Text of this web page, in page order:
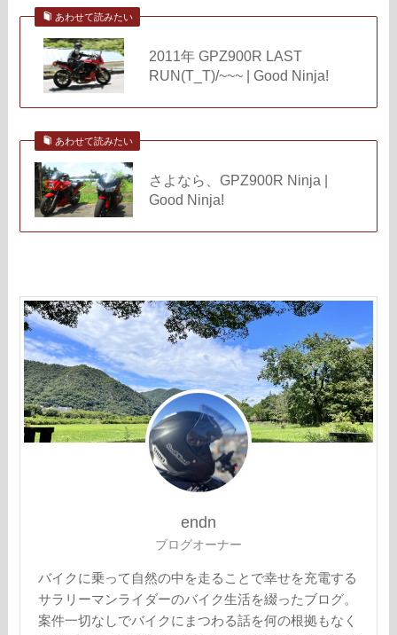
あわせて読みたい
2011年 GPZ900R LAST
RUN(T_T)/~~~ | Good Ninja!
あわせて読みたい
さよなら、GPZ900R Ninja |
Good Ninja!
endn
ブログオーナー
バイクに乗って自然の中を走ることで幸せを充電する
サラリーマンライダーのバイク生活を綴ったブログ。
案件一切なしでバイクにまつわる話を何の根拠もなく